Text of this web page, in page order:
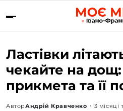
Ластівки
чекайте на
прикмета та її
АвторАндрій Кравченко 3 місяці